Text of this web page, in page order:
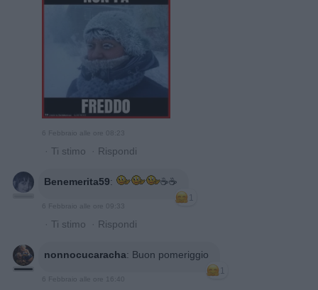
6 Febbraio alle ore 08:23
· Ti stimo · Rispondi
Benemerita59: ☕️☕️
1
6 Febbraio alle ore 09:33
· Ti stimo · Rispondi
nonnocucaracha: Buon pomeriggio
1
6 Febbraio alle ore 16:40